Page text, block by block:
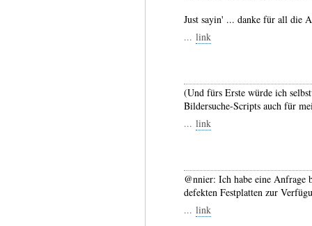
Just sayin' ... danke für all die
... link
(Und fürs Erste würde ich
Bildersuche-Scripts auch für
... link
@nnier: Ich habe eine Anfrage
defekten Festplatten zur
... link